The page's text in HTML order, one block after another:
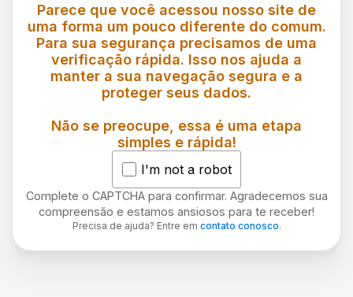
Parece que você acessou nosso site de
uma forma um pouco diferente do comum.
Para sua segurança precisamos de uma
verificação rápida. Isso nos ajuda a
manter a sua navegação segura e a
proteger seus dados.
Não se preocupe, essa é uma etapa
simples e rápida!
I'm not a robot
Complete o CAPTCHA para confirmar. Agradecemos sua
compreensão e estamos ansiosos para te receber!
Precisa de ajuda? Entre em contato conosco.